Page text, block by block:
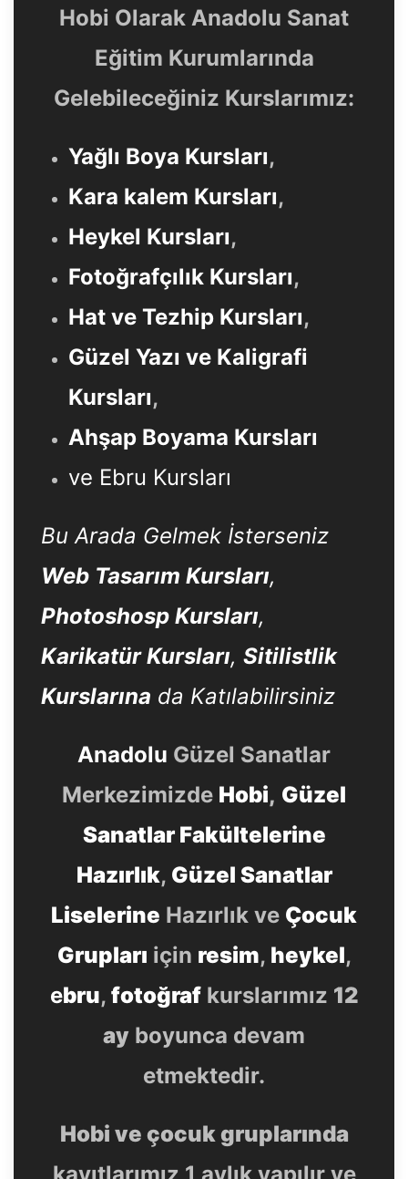
Hobi Olarak Anadolu Sanat
Eğitim Kurumlarında
Gelebileceğiniz Kurslarımız:
Yağlı Boya Kursları,
Kara kalem Kursları,
Heykel Kursları,
Fotoğrafçılık Kursları,
Hat ve Tezhip Kursları,
Güzel Yazı ve Kaligrafi
Kursları,
Ahşap Boyama Kursları
ve Ebru Kursları
Bu Arada Gelmek İsterseniz
Web Tasarım Kursları,
Photoshosp Kursları,
Karikatür Kursları, Sitilistlik
Kurslarına da Katılabilirsiniz
Anadolu Güzel Sanatlar
Merkezimizde Hobi, Güzel
Sanatlar Fakültelerine
Hazırlık, Güzel Sanatlar
Liselerine Hazırlık ve Çocuk
Grupları için resim, heykel,
ebru, fotoğrafkurslarımız 12
ay boyunca devam
etmektedir.
Hobi ve çocuk gruplarında